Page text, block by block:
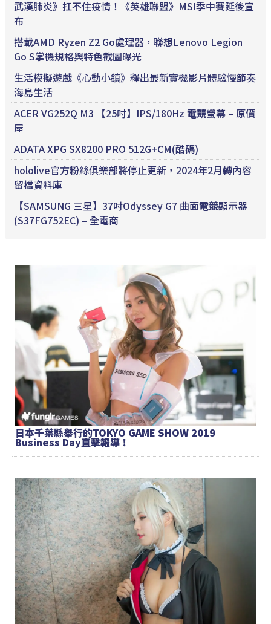
武漢肺炎》扛不住疫情！《英雄聯盟》MSI季中賽延後宣
布
搭載AMD Ryzen Z2 Go處理器，聯想Lenovo Legion
Go S掌機規格與特色截圖曝光
生活模擬遊戲《心動小鎮》釋出最新實機影片體驗慢節奏
海島生活
ACER VG252Q M3 【25吋】IPS/180Hz 電競螢幕 – 原價
屋
ADATA XPG SX8200 PRO 512G+CM(酷碼)
hololive官方粉絲俱樂部將停止更新，2024年2月轉內容
留檔資料庫
【SAMSUNG 三星】37吋Odyssey G7 曲面電競顯示器
(S37FG752EC) – 全電商
日本千葉縣舉行的TOKYO GAME SHOW 2019
Business Day直擊報導！